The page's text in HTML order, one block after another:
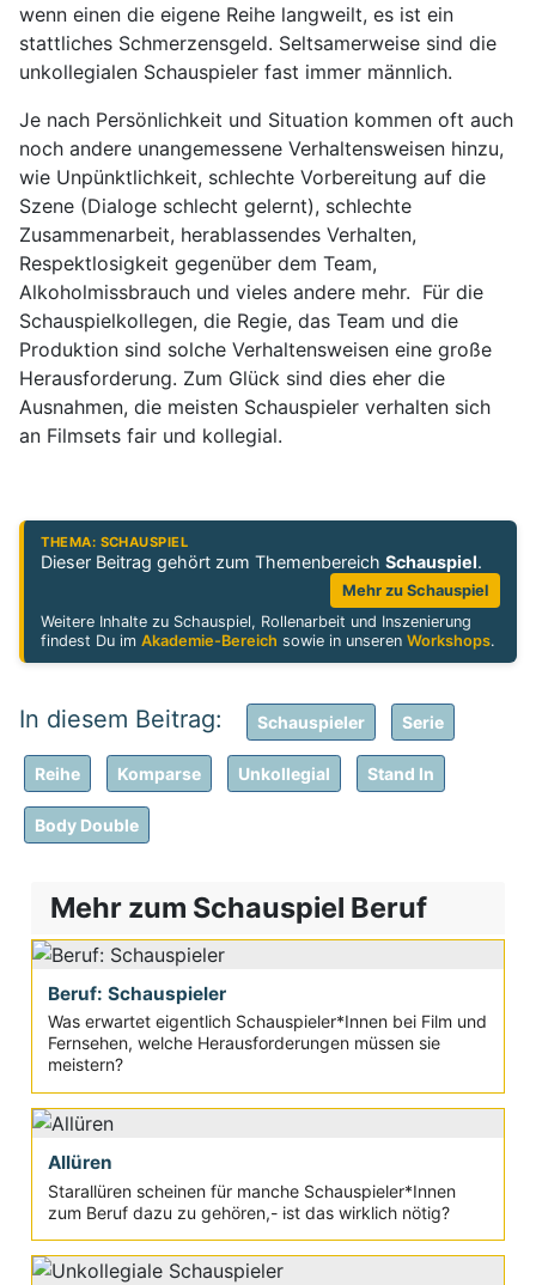
wenn einen die eigene Reihe langweilt, es ist ein
stattliches Schmerzensgeld. Seltsamerweise sind die
unkollegialen Schauspieler fast immer männlich.
Je nach Persönlichkeit und Situation kommen oft auch
noch andere unangemessene Verhaltensweisen hinzu,
wie Unpünktlichkeit, schlechte Vorbereitung auf die
Szene (Dialoge schlecht gelernt), schlechte
Zusammenarbeit, herablassendes Verhalten,
Respektlosigkeit gegenüber dem Team,
Alkoholmissbrauch und vieles andere mehr. Für die
Schauspielkollegen, die Regie, das Team und die
Produktion sind solche Verhaltensweisen eine große
Herausforderung. Zum Glück sind dies eher die
Ausnahmen, die meisten Schauspieler verhalten sich
an Filmsets fair und kollegial.
THEMA: SCHAUSPIEL
Dieser Beitrag gehört zum ThemenbereichSchauspiel.
Mehr zu Schauspiel
Weitere Inhalte zu Schauspiel, Rollenarbeit und Inszenierung
findest Du imAkademie-Bereich sowie in unserenWorkshops.
Schauspieler Serie
Reihe Komparse Unkollegial Stand In
Body Double
Mehr zum Schauspiel Beruf
Beruf: Schauspieler
Was erwartet eigentlich Schauspieler*Innen bei Film und
Fernsehen, welche Herausforderungen müssen sie
meistern?
Allüren
Starallüren scheinen für manche Schauspieler*Innen
zum Beruf dazu zu gehören,- ist das wirklich nötig?